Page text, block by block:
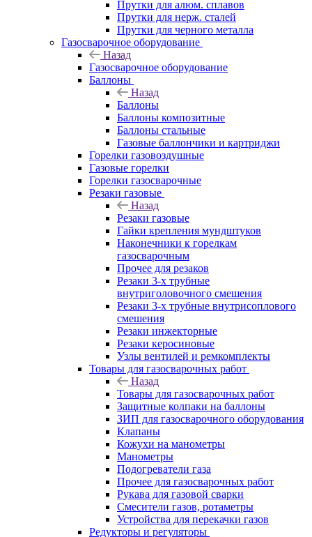
Прутки для алюм. сплавов
Прутки для нерж. сталей
Прутки для черного металла
Газосварочное оборудование
Назад
Газосварочное оборудование
Баллоны
Назад
Баллоны
Баллоны композитные
Баллоны стальные
Газовые баллончики и картриджи
Горелки газовоздушные
Газовые горелки
Горелки газосварочные
Резаки газовые
Назад
Резаки газовые
Гайки крепления мундштуков
Наконечники к горелкам
газосварочным
Прочее для резаков
Резаки 3-х трубные
внутриголовочного смешения
Резаки 3-х трубные внутрисоплового
смешения
Резаки инжекторные
Резаки керосиновые
Узлы вентилей и ремкомплекты
Товары для газосварочных работ
Назад
Товары для газосварочных работ
Защитные колпаки на баллоны
ЗИП для газосварочного оборудования
Клапаны
Кожухи на манометры
Манометры
Подогреватели газа
Прочее для газосварочных работ
Рукава для газовой сварки
Смесители газов, ротаметры
Устройства для перекачки газов
Редукторы и регуляторы